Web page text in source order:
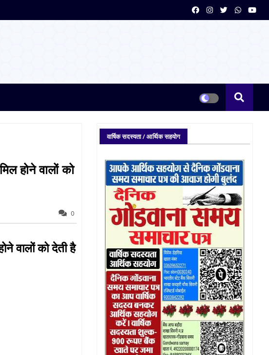
होने वालों को
0
वालों को देती है
वार्षिक सदस्यता / आर्थिक सहयोग